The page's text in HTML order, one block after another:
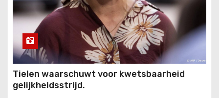
Tielen waarschuwt voor kwetsbaarheid
gelijkheidsstrijd.